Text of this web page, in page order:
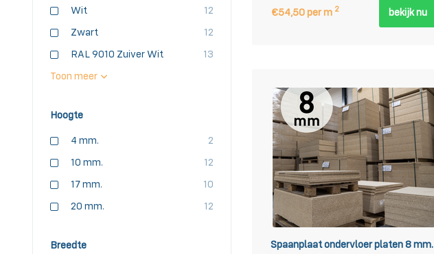
Wit 12
Zwart 12
RAL 9010 Zuiver Wit 13
Toon meer
Hoogte
4 mm. 2
10 mm. 12
17 mm. 10
20 mm. 12
Breedte
€54,50 per m 2 bekijk nu
Spaanplaat ondervloer platen 8 mm.